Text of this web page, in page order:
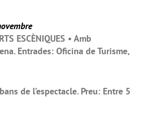
ESCÈNIQUES • Amb
Entrades: Oficina de Turisme,
de l’espectacle. Preu: Entre 5